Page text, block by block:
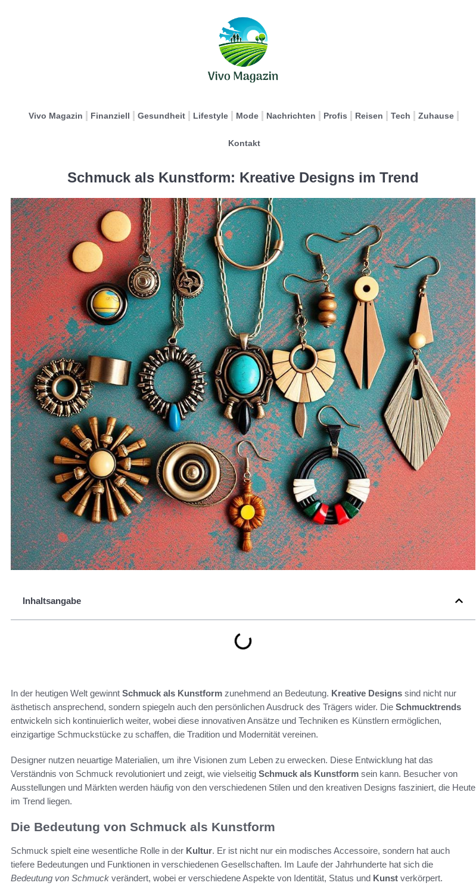
Vivo Magazin Finanziell Gesundheit Lifestyle Mode Nachrichten Profis Reisen Tech Zuhause
Kontakt
Schmuck als Kunstform: Kreative Designs im Trend
Inhaltsangabe
In der heutigen Welt gewinnt Schmuck als Kunstform zunehmend an Bedeutung. Kreative Designs sind nicht nur
ästhetisch ansprechend, sondern spiegeln auch den persönlichen Ausdruck des Trägers wider. Die Schmucktrends
entwickeln sich kontinuierlich weiter, wobei diese innovativen Ansätze und Techniken es Künstlern ermöglichen,
einzigartige Schmuckstücke zu schaffen, die Tradition und Modernität vereinen.
Designer nutzen neuartige Materialien, um ihre Visionen zum Leben zu erwecken. Diese Entwicklung hat das
Verständnis von Schmuck revolutioniert und zeigt, wie vielseitig Schmuck als Kunstform sein kann. Besucher von
Ausstellungen und Märkten werden häufig von den verschiedenen Stilen und den kreativen Designs fasziniert, die Heute
im Trend liegen.
Die Bedeutung von Schmuck als Kunstform
Schmuck spielt eine wesentliche Rolle in der Kultur. Er ist nicht nur ein modisches Accessoire, sondern hat auch
tiefere Bedeutungen und Funktionen in verschiedenen Gesellschaften. Im Laufe der Jahrhunderte hat sich die
Bedeutung von Schmuck verändert, wobei er verschiedene Aspekte von Identität, Status und Kunst verkörpert.